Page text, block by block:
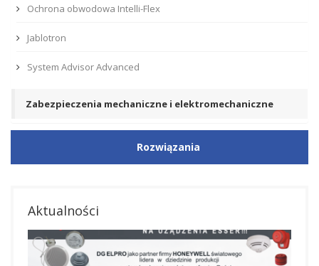
Ochrona obwodowa Intelli-Flex
Jablotron
System Advisor Advanced
Zabezpieczenia mechaniczne i elektromechaniczne
Rozwiązania
Aktualności